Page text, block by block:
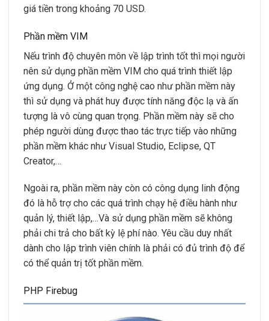
giá tiền trong khoảng 70 USD.
Phần mềm VIM
Nếu trình độ chuyên môn về lập trình tốt thì mọi người
nên sử dụng phần mềm VIM cho quá trình thiết lập
ứng dụng. Ở một công nghệ cao như phần mềm này
thì sử dụng và phát huy được tính năng độc lạ và ấn
tượng là vô cùng quan trọng. Phần mềm này sẽ cho
phép người dùng được thao tác trực tiếp vào những
phần mềm khác như Visual Studio, Eclipse, QT
Creator,…
Ngoài ra, phần mềm này còn có công dụng linh động
đó là hỗ trợ cho các quá trình chạy hệ điều hành như
quản lý, thiết lập,…Và sử dụng phần mềm sẽ không
phải chi trả cho bất kỳ lệ phí nào. Yêu cầu duy nhất
dành cho lập trình viên chính là phải có đủ trình độ để
có thể quản trị tốt phần mềm.
PHP Firebug